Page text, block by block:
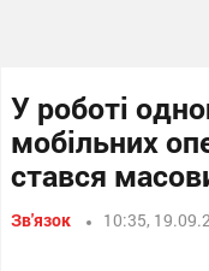
У роботі
мобільних
стався
Зв'язок 10:35,